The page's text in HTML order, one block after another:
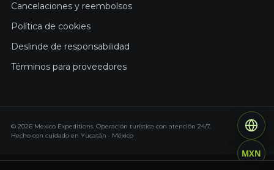
Cancelaciones y reembolsos
Política de cookies
Deslinde de responsabilidad
Términos para proveedores
© 2026 Mexico Expeditions. Operación turística con atención 24/7.
Hecho con cuidado en Yucatán · México
MXN